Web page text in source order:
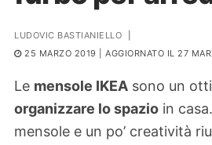
PIANTE
Search for:
LUDOVIC BASTIANIELLO
25 MARZO 2019
| AGGIORNATO IL 27
Le mensole IKEA sono un
organizzare lo spazio in
mensole e un po’ creatività